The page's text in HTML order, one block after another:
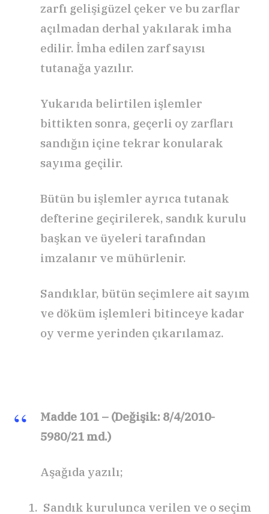
zarfı gelişigüzel çeker ve bu zarflar
açılmadan derhal yakılarak imha
edilir. İmha edilen zarf sayısı
tutanağa yazılır.
Yukarıda belirtilen işlemler
bittikten sonra, geçerli oy zarfları
sandığın içine tekrar konularak
sayıma geçilir.
Bütün bu işlemler ayrıca tutanak
defterine geçirilerek, sandık kurulu
başkan ve üyeleri tarafından
imzalanır ve mühürlenir.
Sandıklar, bütün seçimlere ait sayım
ve döküm işlemleri bitinceye kadar
oy verme yerinden çıkarılamaz.
Madde 101 – (Değişik: 8/4/2010-
5980/21 md.)
Aşağıda yazılı;
Sandık kurulunca verilen ve o seçim